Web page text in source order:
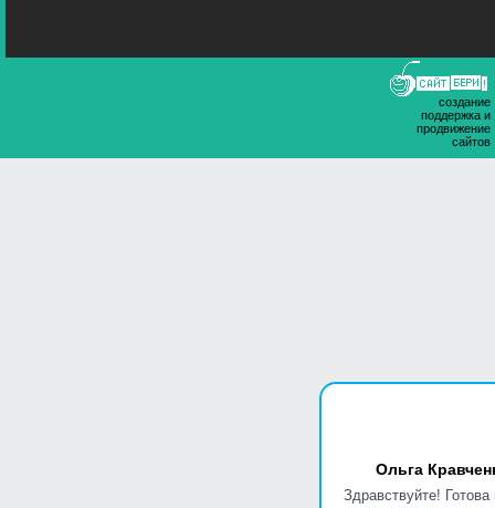
Ольга
Здравствуйте!
создание
поддержка и
продвижение
сайтов